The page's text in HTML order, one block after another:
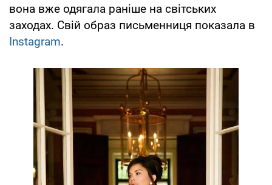
вона вже одягала раніше на світських
заходах. Свій образ письменниця показала в
Instagram.